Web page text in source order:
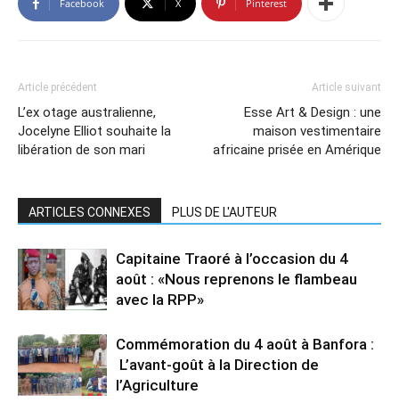
Facebook X Pinterest
Article précédent
L’ex otage australienne,
Jocelyne Elliot souhaite la
libération de son mari
Article suivant
Esse Art & Design : une
maison vestimentaire
africaine prisée en Amérique
ARTICLES CONNEXES PLUS DE L'AUTEUR
Capitaine Traoré à l’occasion du 4
août : «Nous reprenons le flambeau
avec la RPP»
Commémoration du 4 août à Banfora :
L’avant-goût à la Direction de
l’Agriculture